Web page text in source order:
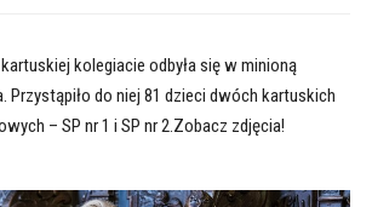
kolegiacie odbyła się w minioną
Przystąpiło do niej 81 dzieci dwóch kartuskich
– SP nr 1 i SP nr 2.Zobacz zdjęcia!